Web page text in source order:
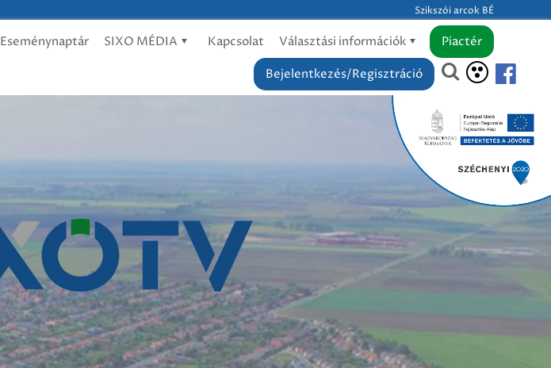
Szikszói arcok BÉ
Eseménynaptár SIXO MÉDIA Kapcsolat Választási információk
Piactér
Bejelentkezés/Regisztráció